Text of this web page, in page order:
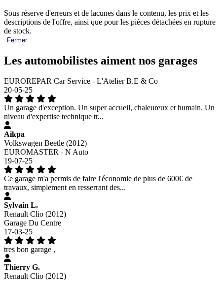
Sous réserve d'erreurs et de lacunes dans le contenu, les prix et les
descriptions de l'offre, ainsi que pour les pièces détachées en rupture
de stock.
Fermer
Les automobilistes aiment nos garages
EUROREPAR Car Service - L'Atelier B.E & Co
20-05-25
Un garage d'exception. Un super accueil, chaleureux et humain. Un
niveau d'expertise technique tr...
Aikpa
Volkswagen Beetle (2012)
EUROMASTER - N Auto
19-07-25
Ce garage m'a permis de faire l'économie de plus de 600€ de
travaux, simplement en resserrant des...
Sylvain L.
Renault Clio (2012)
Garage Du Centre
17-03-25
tres bon garage ,
Thierry G.
Renault Clio (2012)